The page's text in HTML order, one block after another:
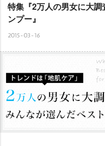
特集『2万人の男女に大
ンプー』
2015-03-16